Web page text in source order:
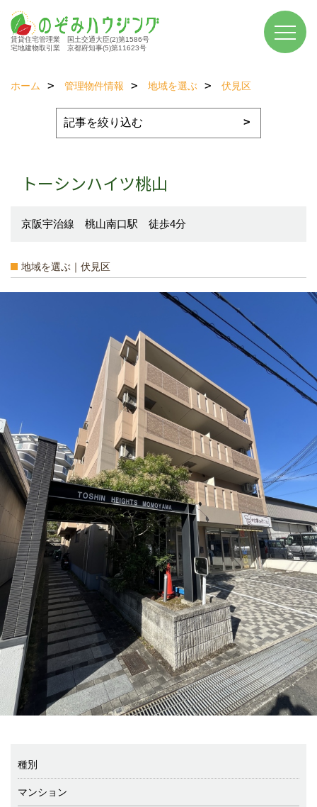
賃貸住宅管理業 国土交通大臣(2)第1586号
宅地建物取引業 京都府知事(5)第11623号
ホーム 管理物件情報 地域を選ぶ 伏見区
トーシンハイツ桃山
京阪宇治線 桃山南口駅 徒歩4分
地域を選ぶ｜伏見区
種別
マンション